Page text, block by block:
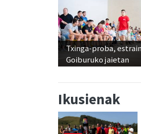
Txinga-proba,
Goiburuko jaietan
Ikusienak